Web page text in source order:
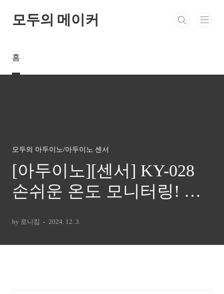
모두의 메이커
홈
모두의 아두이노/아두이노 센서
[아두이노][센서] KY-028
손쉬운 온도 모니터링! 디
by 로니킴 2024. 12. 3.